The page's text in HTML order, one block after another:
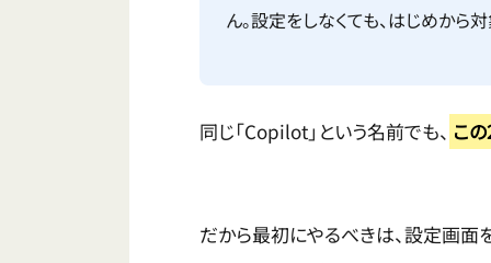
ん。設定をしなくても、はじめから
同じ「Copilot」という名前でも、 こ
だから最初にやるべきは、設定画面